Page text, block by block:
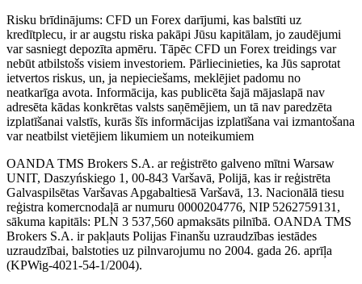
Risku brīdinājums: CFD un Forex darījumi, kas balstīti uz
kredītplecu, ir ar augstu riska pakāpi Jūsu kapitālam, jo zaudējumi
var sasniegt depozīta apmēru. Tāpēc CFD un Forex treidings var
nebūt atbilstošs visiem investoriem. Pārliecinieties, ka Jūs saprotat
ietvertos riskus, un, ja nepieciešams, meklējiet padomu no
neatkarīga avota. Informācija, kas publicēta šajā mājaslapā nav
adresēta kādas konkrētas valsts saņēmējiem, un tā nav paredzēta
izplatīšanai valstīs, kurās šīs informācijas izplatīšana vai izmantošana
var neatbilst vietējiem likumiem un noteikumiem
OANDA TMS Brokers S.A. ar reģistrēto galveno mītni Warsaw
UNIT, Daszyńskiego 1, 00-843 Varšavā, Polijā, kas ir reģistrēta
Galvaspilsētas Varšavas Apgabaltiesā Varšavā, 13. Nacionālā tiesu
reģistra komercnodaļā ar numuru 0000204776, NIP 5262759131,
sākuma kapitāls: PLN 3 537,560 apmaksāts pilnībā. OANDA TMS
Brokers S.A. ir pakļauts Polijas Finanšu uzraudzības iestādes
uzraudzībai, balstoties uz pilnvarojumu no 2004. gada 26. aprīļa
(KPWig-4021-54-1/2004).